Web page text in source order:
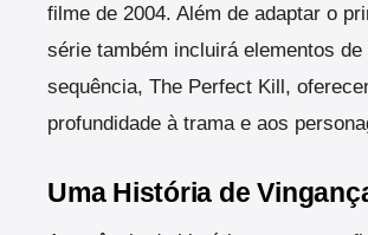
filme de 2004. Além de adaptar o
série também incluirá elementos de
sequência, The Perfect Kill,
profundidade à trama e aos
Uma História de